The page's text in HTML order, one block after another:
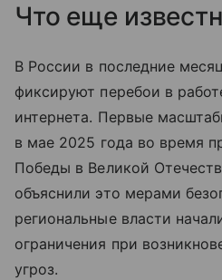
Что еще
В России в последние
фиксируют перебои в
интернета. Первые
в мае 2025 года во время
Победы в Великой
объяснили это мерами
региональные власти
ограничения при
угроз.